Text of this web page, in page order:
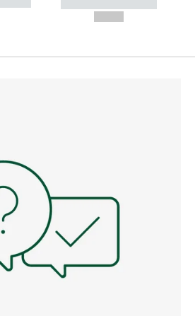
----------- -----------